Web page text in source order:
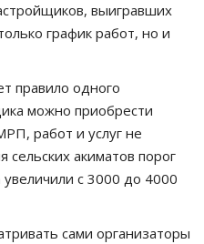
выигравших
график работ, но и
правило одного
можно приобрести
работ и услуг не
акиматов порог
увеличили с 3000 до 4000
сами организаторы